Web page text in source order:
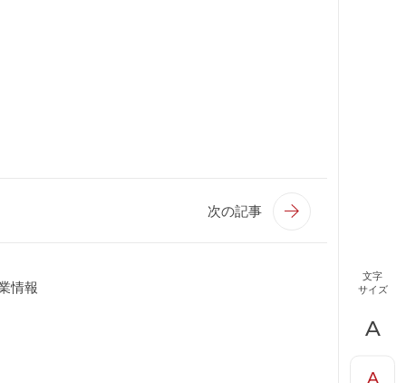
次の記事
情報
文字
サイズ
A
A